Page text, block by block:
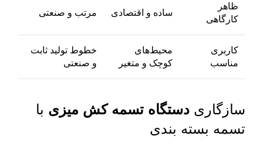
ظاهر
کارگاهی
ساده و اقتصادی مرتب و صنعتی
کاربری
مناسب
محیط‌های
کوچک و متغیر
خطوط تولید ثابت
و صنعتی
سازگاری دستگاه تسمه کش میزی با
تسمه بسته بندی